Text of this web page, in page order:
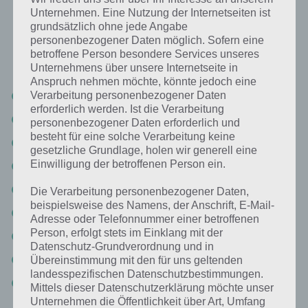
Nachfolgend findest du alle richtigen Antworten zum Sachverhalt
Das kauft man im Glas in der App 94%. Die Lösung ist dabei nach den
Prozent-Werten sortiert. Hier die Antworten:
Gurken
Marmelade
Nutella
Honig
Oliven
Senf
Kirschen
Würstchen
Mais
Unternehmen. Eine Nutzung der Internetseiten ist
grundsätzlich ohne jede Angabe
personenbezogener Daten möglich. Sofern eine
betroffene Person besondere Services unseres
Unternehmens über unsere Internetseite in
Anspruch nehmen möchte, könnte jedoch eine
Verarbeitung personenbezogener Daten
erforderlich werden. Ist die Verarbeitung
personenbezogener Daten erforderlich und
besteht für eine solche Verarbeitung keine
gesetzliche Grundlage, holen wir generell eine
Einwilligung der betroffenen Person ein.
Die Verarbeitung personenbezogener Daten,
beispielsweise des Namens, der Anschrift, E-Mail-
Adresse oder Telefonnummer einer betroffenen
Person, erfolgt stets im Einklang mit der
Datenschutz-Grundverordnung und in
Übereinstimmung mit den für uns geltenden
landesspezifischen Datenschutzbestimmungen.
Mittels dieser Datenschutzerklärung möchte unser
Unternehmen die Öffentlichkeit über Art, Umfang